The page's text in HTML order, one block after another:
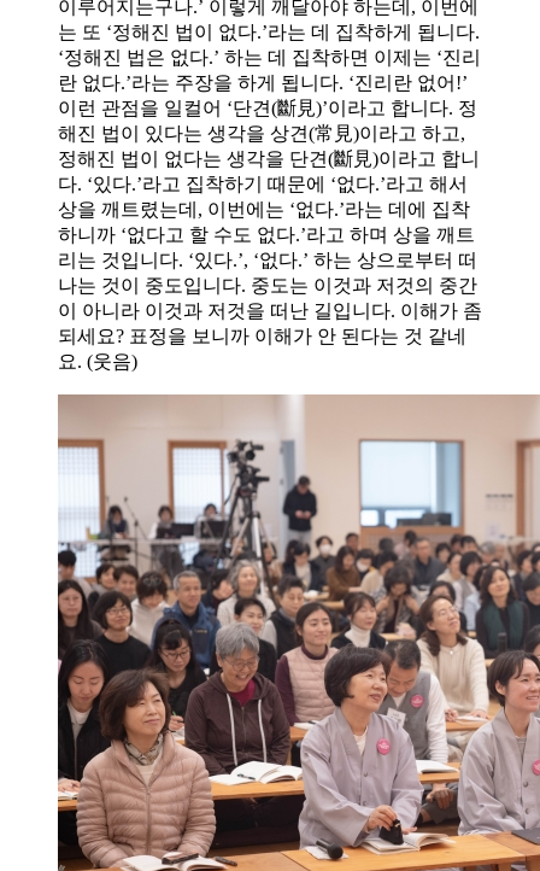
이루어지는구나.’ 이렇게 깨달아야 하는데, 이번에
는 또 ‘정해진 법이 없다.’라는 데 집착하게 됩니다.
‘정해진 법은 없다.’ 하는 데 집착하면 이제는 ‘진리
란 없다.’라는 주장을 하게 됩니다. ‘진리란 없어!’
이런 관점을 일컬어 ‘단견(斷見)’이라고 합니다. 정
해진 법이 있다는 생각을 상견(常見)이라고 하고,
정해진 법이 없다는 생각을 단견(斷見)이라고 합니
다. ‘있다.’라고 집착하기 때문에 ‘없다.’라고 해서
상을 깨트렸는데, 이번에는 ‘없다.’라는 데에 집착
하니까 ‘없다고 할 수도 없다.’라고 하며 상을 깨트
리는 것입니다. ‘있다.’, ‘없다.’ 하는 상으로부터 떠
나는 것이 중도입니다. 중도는 이것과 저것의 중간
이 아니라 이것과 저것을 떠난 길입니다. 이해가 좀
되세요? 표정을 보니까 이해가 안 된다는 것 같네
요. (웃음)